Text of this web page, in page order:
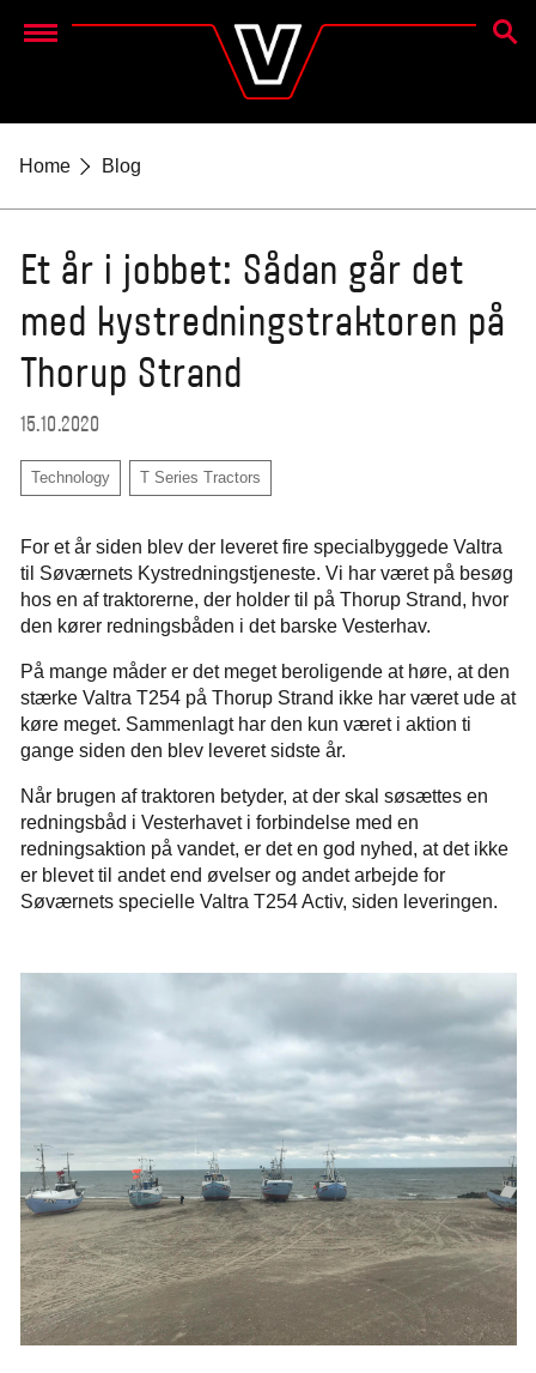
Menu
SØG
Home Blog
Et år i jobbet: Sådan går det
med kystredningstraktoren på
Thorup Strand
15.10.2020
Technology T Series Tractors
For et år siden blev der leveret fire specialbyggede Valtra
til Søværnets Kystredningstjeneste. Vi har været på besøg
hos en af traktorerne, der holder til på Thorup Strand, hvor
den kører redningsbåden i det barske Vesterhav.
På mange måder er det meget beroligende at høre, at den
stærke Valtra T254 på Thorup Strand ikke har været ude at
køre meget. Sammenlagt har den kun været i aktion ti
gange siden den blev leveret sidste år.
Når brugen af traktoren betyder, at der skal søsættes en
redningsbåd i Vesterhavet i forbindelse med en
redningsaktion på vandet, er det en god nyhed, at det ikke
er blevet til andet end øvelser og andet arbejde for
Søværnets specielle Valtra T254 Activ, siden leveringen.